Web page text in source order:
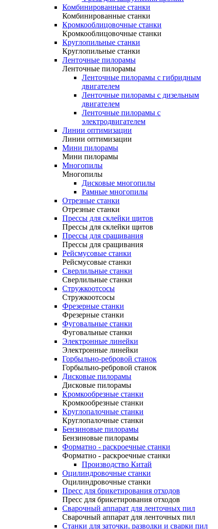
Комбинированные станки
Комбинированные станки
Кромкооблицовочные станки
Кромкооблицовочные станки
Круглопильные станки
Круглопильные станки
Ленточные пилорамы
Ленточные пилорамы
Ленточные пилорамы с гибридным
двигателем
Ленточные пилорамы с дизельным
двигателем
Ленточные пилорамы с
электродвигателем
Линии оптимизации
Линии оптимизации
Мини пилорамы
Мини пилорамы
Многопилы
Многопилы
Дисковые многопилы
Рамные многопилы
Отрезные станки
Отрезные станки
Прессы для склейки щитов
Прессы для склейки щитов
Прессы для сращивания
Прессы для сращивания
Рейсмусовые станки
Рейсмусовые станки
Сверлильные станки
Сверлильные станки
Стружкоотсосы
Стружкоотсосы
Фрезерные станки
Фрезерные станки
Фуговальные станки
Фуговальные станки
Электронные линейки
Электронные линейки
Горбыльно-ребровой станок
Горбыльно-ребровой станок
Дисковые пилорамы
Дисковые пилорамы
Кромкообрезные станки
Кромкообрезные станки
Круглопалочные станки
Круглопалочные станки
Бензиновые пилорамы
Бензиновые пилорамы
Форматно - раскроечные станки
Форматно - раскроечные станки
Производство Китай
Оцилиндровочные станки
Оцилиндровочные станки
Пресс для брикетирования отходов
Пресс для брикетирования отходов
Сварочный аппарат для ленточных пил
Сварочный аппарат для ленточных пил
Станки для заточки, разводки и сварки пил